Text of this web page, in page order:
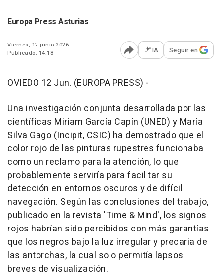
Europa Press Asturias
Viernes, 12 junio 2026
Publicado: 14:18
Abrir opciones para
IA Seguir en
OVIEDO 12 Jun. (EUROPA PRESS) -
Una investigación conjunta desarrollada por las
científicas Miriam García Capín (UNED) y María
Silva Gago (Incipit, CSIC) ha demostrado que el
color rojo de las pinturas rupestres funcionaba
como un reclamo para la atención, lo que
probablemente serviría para facilitar su
detección en entornos oscuros y de difícil
navegación. Según las conclusiones del trabajo,
publicado en la revista 'Time & Mind', los signos
rojos habrían sido percibidos con más garantías
que los negros bajo la luz irregular y precaria de
las antorchas, la cual solo permitía lapsos
breves de visualización.